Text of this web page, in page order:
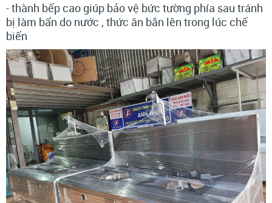
- thành bếp cao giúp bảo vệ bức tường phía sau tránh
bị làm bẩn do nước , thức ăn bắn lên trong lúc chế
biến